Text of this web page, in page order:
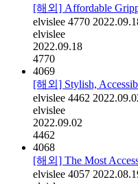
[해외] Affordable
elvislee 4770
elvislee
2022.09.18
4770
4069
[해외] Stylish,
elvislee 4462
elvislee
2022.09.02
4462
4068
[해외] The Most
elvislee 4057